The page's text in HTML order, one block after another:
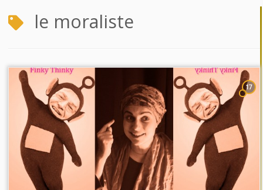
le moraliste
17